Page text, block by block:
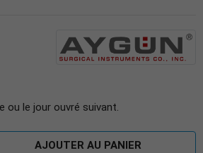
ou le jour ouvré suivant.
AJOUTER AU PANIER